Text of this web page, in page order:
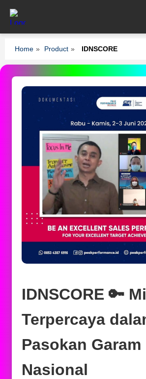
Home » Product » IDNSCORE
IDNSCORE 🔑
Terpercaya
Pasokan Garam
Nasional